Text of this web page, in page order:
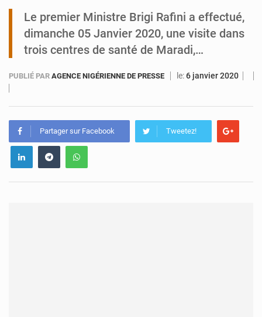
Identité numérique : Le Niger s’inspire de l’expérience du Burkina
Le premier Ministre Brigi Rafini a effectué,
dimanche 05 Janvier 2020, une visite dans
trois centres de santé de Maradi,…
PUBLIÉ PAR AGENCE NIGÉRIENNE DE PRESSE le:6 janvier 2020
Partager sur Facebook Tweetez!